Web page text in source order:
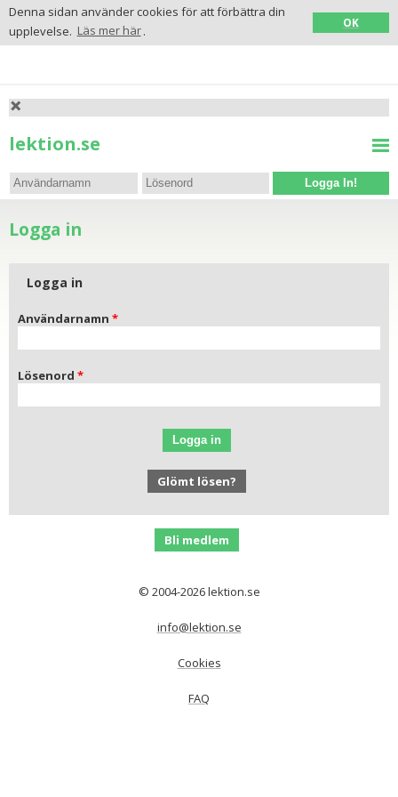
Denna sidan använder cookies för att förbättra din
upplevelse. Läs mer här.
OK
lektion.se
Logga In!
Logga in
Logga in
Användarnamn
Lösenord
Logga in
Glömt lösen?
Bli medlem
© 2004-2026 lektion.se
info@lektion.se
Cookies
FAQ